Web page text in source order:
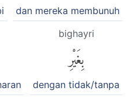
dan mereka membunuh
bighayri
بِغَيْرِ
dengan tidak/tanpa